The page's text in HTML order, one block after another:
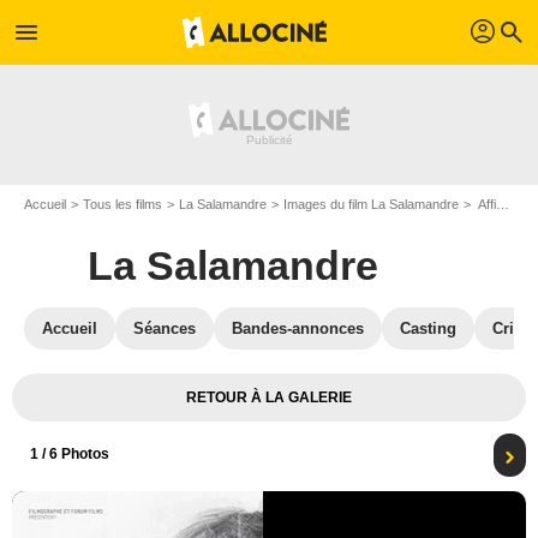
menu profil search
Accueil Tous les films La Salamandre Images du film La Salamandre Affiche du film La Salamandre - Photo 1
La Salamandre
Accueil Séances Bandes-annonces Casting
RETOUR À LA GALERIE
1 / 6 Photos